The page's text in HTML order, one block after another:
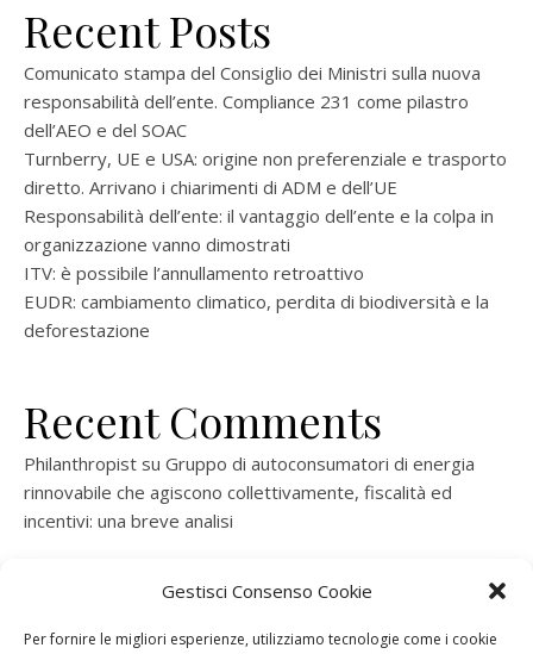
Gestisci Consenso Cookie
Per fornire le migliori esperienze, utilizziamo tecnologie come i cookie
Recent Posts
Comunicato stampa del Consiglio dei Ministri sulla nuova
responsabilità dell’ente. Compliance 231 come pilastro
dell’AEO e del SOAC
Turnberry, UE e USA: origine non preferenziale e trasporto
diretto. Arrivano i chiarimenti di ADM e dell’UE
Responsabilità dell’ente: il vantaggio dell’ente e la colpa in
organizzazione vanno dimostrati
ITV: è possibile l’annullamento retroattivo
EUDR: cambiamento climatico, perdita di biodiversità e la
deforestazione
Recent Comments
Philanthropist su Gruppo di autoconsumatori di energia
rinnovabile che agiscono collettivamente, fiscalità ed
incentivi: una breve analisi
rinnovabile che agiscono collettivamente, fiscalità ed